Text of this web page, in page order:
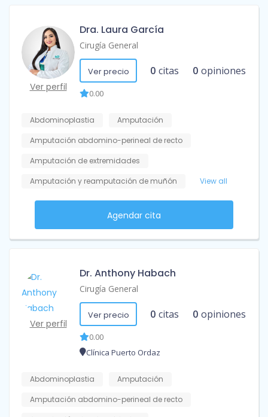
Ver perfil
Dra. Laura García
Cirugía General
Ver precio 0 citas 0 opiniones
0.00
Abdominoplastia
Amputación
Amputación abdomino-perineal de recto
Amputación de extremidades
Amputación y reamputación de muñón
View all
Agendar cita
Ver perfil
Dr. Anthony Habach
Cirugía General
Ver precio 0 citas 0 opiniones
0.00
Clínica Puerto Ordaz
Abdominoplastia
Amputación
Amputación abdomino-perineal de recto